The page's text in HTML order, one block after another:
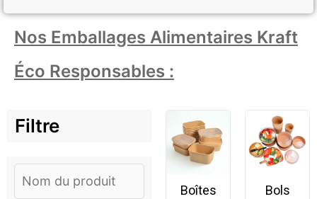
Nos Emballages Alimentaires Kraft
Éco Responsables :
Filtre
Boîtes
Bols